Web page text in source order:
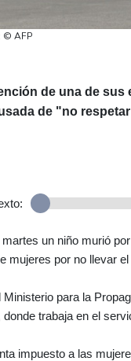
© AFP
de una de sus
de "no
un niño murió
mujeres por no llevar
para la
trabaja en el
impuesto a las